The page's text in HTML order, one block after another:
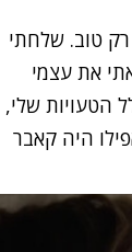
טוב. שלחתי
את עצמי
הטעויות שלי,
היה קאבר